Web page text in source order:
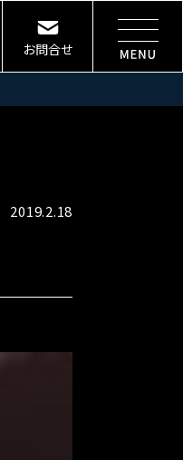
お問合せ
2019.2.18